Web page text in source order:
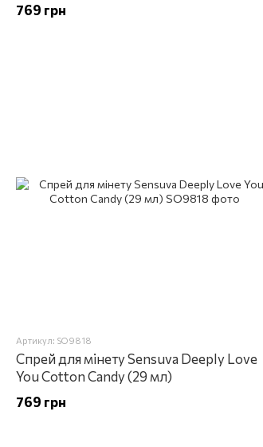
769 грн
Артикул: SO9818
Спрей для мінету Sensuva Deeply Love
You Cotton Candy (29 мл)
769 грн